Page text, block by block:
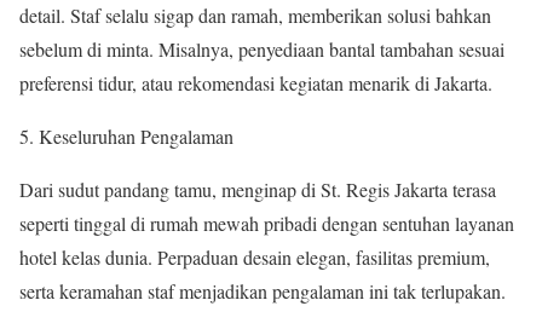
detail. Staf selalu sigap dan ramah, memberikan solusi bahkan
sebelum di minta. Misalnya, penyediaan bantal tambahan sesuai
preferensi tidur, atau rekomendasi kegiatan menarik di Jakarta.
Keseluruhan Pengalaman
Dari sudut pandang tamu, menginap di St. Regis Jakarta terasa
seperti tinggal di rumah mewah pribadi dengan sentuhan layanan
hotel kelas dunia. Perpaduan desain elegan, fasilitas premium,
serta keramahan staf menjadikan pengalaman ini tak terlupakan.